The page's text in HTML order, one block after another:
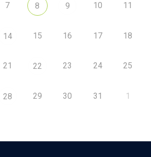
7 8 9 10 11
14 15 16 17 18
21 22 23 24 25
28 29 30 31 1